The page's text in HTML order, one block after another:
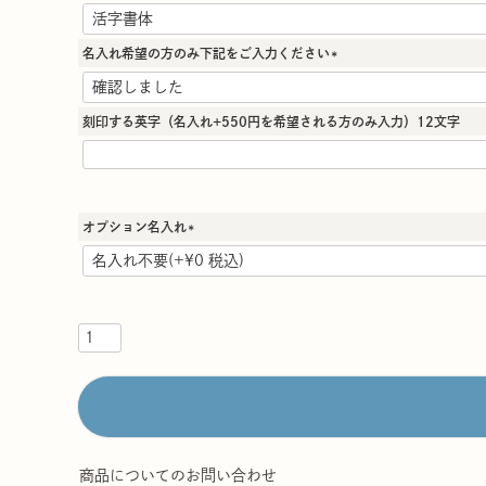
(
必
須
)
名入れ希望の方のみ下記をご入力ください
須
)
刻印する英字（名入れ+550円を希望される方のみ入力）12文字
オプション名入れ
(
商品についてのお問い合わせ